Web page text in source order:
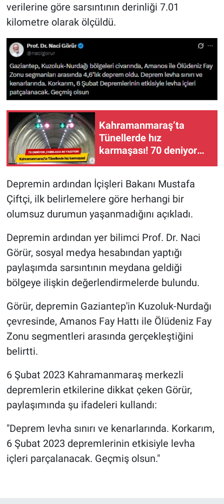
verilerine göre sarsıntının derinliği 7.01
kilometre olarak ölçüldü.
Kahramanmaraş’ta
Tünellerde hız
karmaşası! 70 deniyor
Depremin ardından İçişleri Bakanı Mustafa
Çiftçi, ilk belirlemelere göre herhangi bir
olumsuz durumun yaşanmadığını açıkladı.
Depremin ardından yer bilimci Prof. Dr. Naci
Görür, sosyal medya hesabından yaptığı
paylaşımda sarsıntının meydana geldiği
bölgeye ilişkin değerlendirmelerde bulundu.
Görür, depremin Gaziantep'in Kuzoluk-Nurdağı
çevresinde, Amanos Fay Hattı ile Ölüdeniz Fay
Zonu segmentleri arasında gerçekleştiğini
belirtti.
6 Şubat 2023 Kahramanmaraş merkezli
depremlerin etkilerine dikkat çeken Görür,
paylaşımında şu ifadeleri kullandı:
"Deprem levha sınırı ve kenarlarında. Korkarım,
6 Şubat 2023 depremlerinin etkisiyle levha
içleri parçalanacak. Geçmiş olsun."